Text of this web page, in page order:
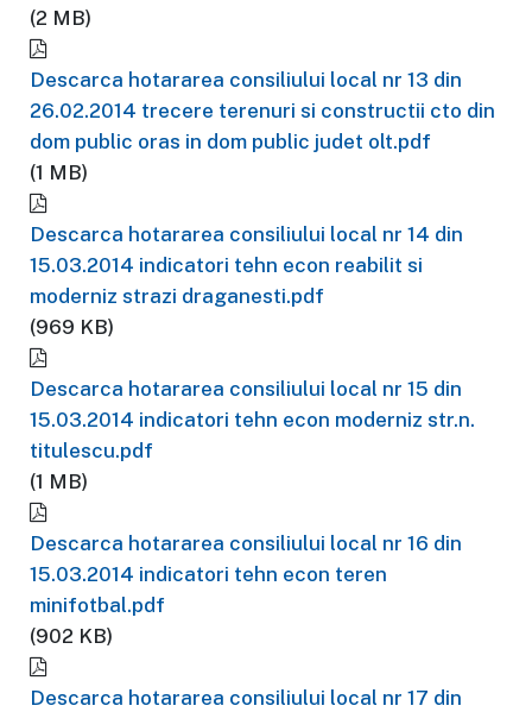
(2 MB)
Descarca hotararea consiliului local nr 13 din
26.02.2014 trecere terenuri si constructii cto din
dom public oras in dom public judet olt.pdf
(1 MB)
Descarca hotararea consiliului local nr 14 din
15.03.2014 indicatori tehn econ reabilit si
moderniz strazi draganesti.pdf
(969 KB)
Descarca hotararea consiliului local nr 15 din
15.03.2014 indicatori tehn econ moderniz str.n.
titulescu.pdf
(1 MB)
Descarca hotararea consiliului local nr 16 din
15.03.2014 indicatori tehn econ teren
minifotbal.pdf
(902 KB)
Descarca hotararea consiliului local nr 17 din